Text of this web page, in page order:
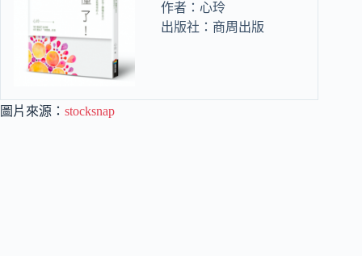
作者：心玲
出版社：商周出版
圖片來源： stocksnap